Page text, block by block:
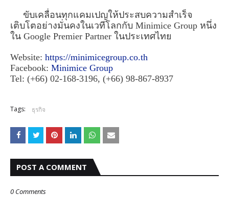
ขับเคลื่อนทุกแคมเปญให้ประสบความสำเร็จ
เติบโตอย่างมั่นคงในเวทีโลกกับ Minimice Group หนึ่ง
ใน Google Premier Partner ในประเทศไทย
Website: https://minimicegroup.co.th
Facebook: Minimice Group
Tel: (+66) 02-168-3196, (+66) 98-867-8937
Tags: ธุรกิจ
POST A COMMENT
0 Comments